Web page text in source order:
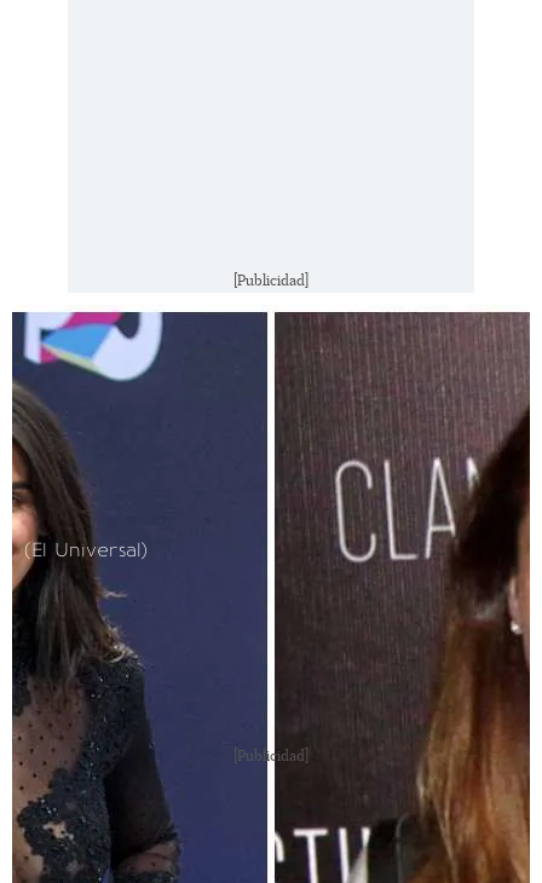
[Publicidad]
(El Universal)
[Publicidad]